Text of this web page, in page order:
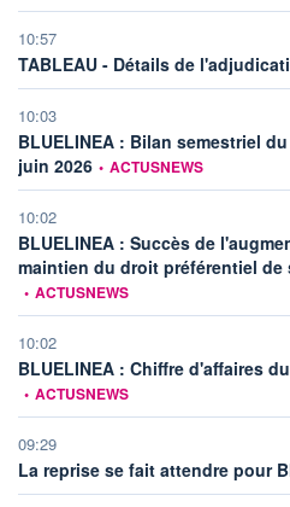
10:57
TABLEAU - Détails de
10:03
BLUELINEA : Bilan semestriel
juin 2026 information fournie par
• ACTUSNEWS
10:02
BLUELINEA : Succès de
maintien du droit préférentiel
• ACTUSNEWS
10:02
BLUELINEA : Chiffre d'affaires
• ACTUSNEWS
09:29
La reprise se fait attendre pour